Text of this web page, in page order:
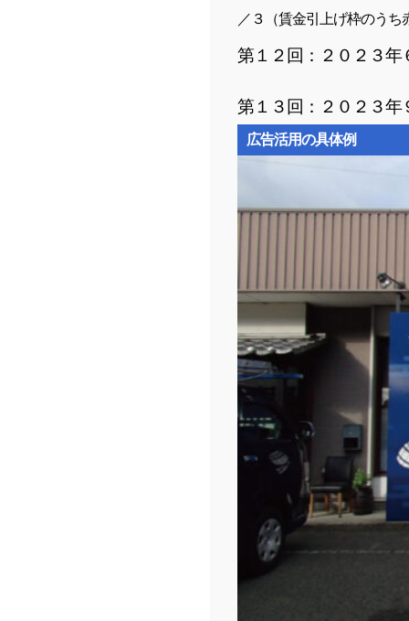
／３ （賃金引上げ枠のう
第１２回：２０２３年
第１３回：２０２３年
広告活用の具体例